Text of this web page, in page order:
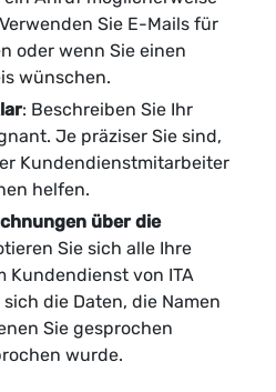
Sie E-Mails für
oder wenn Sie einen
wünschen.
: Beschreiben Sie Ihr
Je präziser Sie sind,
Kundendienstmitarbeiter
helfen.
über die
Sie sich alle Ihre
Kundendienst von ITA
die Daten, die Namen
Sie gesprochen
wurde.